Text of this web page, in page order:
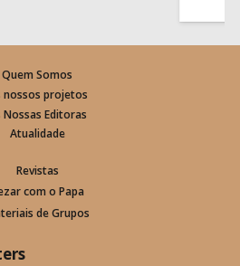
Quem Somos
nossos projetos
Nossas Editoras
Atualidade
Revistas
com o Papa
de Grupos